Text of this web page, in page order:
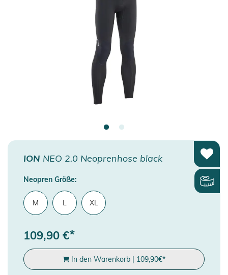
ION NEO 2.0 Neoprenhose black
Neopren Größe:
M L XL
109,90 €*
In den Warenkorb | 109,90€*